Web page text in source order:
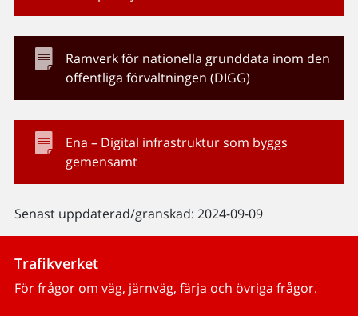
Ramverk för nationella grunddata inom den
offentliga förvaltningen (DIGG)
Ena – Digital infrastruktur som byggs
gemensamt
Senast uppdaterad/granskad: 2024-09-09
Trafikverket
För frågor om väg, järnväg, färja och övriga frågor.